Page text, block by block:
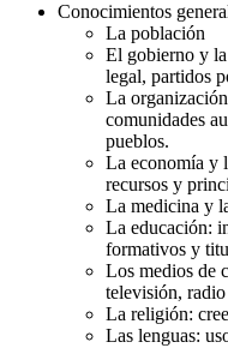
Conocimientos
La población
El gobierno y
legal, partidos
La
comunidades
pueblos.
La economía y
recursos y
La medicina y
La educación:
formativos y
Los medios de
televisión,
La religión:
Las lenguas: